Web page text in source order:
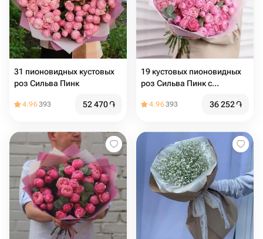
31 пионовидных кустовых
роз Сильва Пинк
4.96393 52 470֏
19 кустовых пионовидных
роз Сильва Пинк с
4.96393 36 252֏